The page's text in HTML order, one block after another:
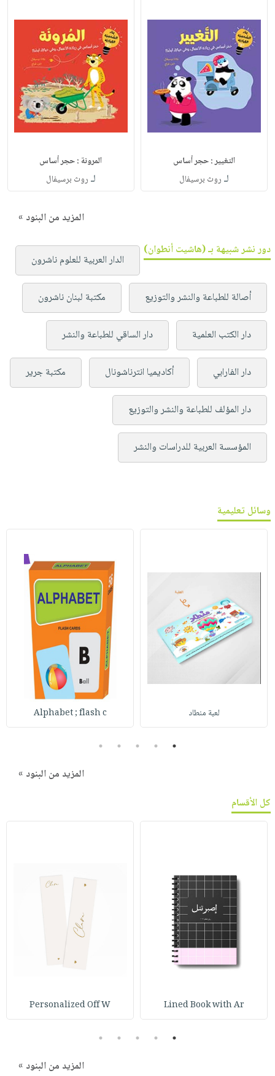
التغيير : حجر أساس
لـ روث برسيفال
المرونة : حجر أساس
لـ روث برسيفال
المزيد من البنود »
دور نشر شبيهة بـ (هاشيت أنطوان)
الدار العربية للعلوم ناشرون
أصالة للطباعة والنشر والتوزيع مكتبة لبنان ناشرون
دار الكتب العلمية دار الساقي للطباعة والنشر
دار الفارابي أكاديميا انترناشونال مكتبة جرير
دار المؤلف للطباعة والنشر والتوزيع
المؤسسة العربية للدراسات والنشر
وسائل تعليمية
لعبة منطاد Alphabet ; flash c
1
2
3
4
5
المزيد من البنود »
كل الأقسام
Lined Book with Ar
Personalized Off W
1
2
3
4
5
المزيد من البنود »